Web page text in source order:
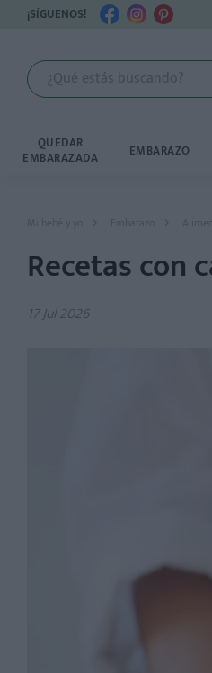
¡SÍGUENOS!
QUEDAR
EMBARAZADA EMBARAZO
Mi bebé y yo Embarazo
Recetas con
17 Jul 2026